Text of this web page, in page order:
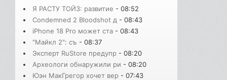
Я РАСТУ ТОЙЗ: развитие - 08:52
Condemned 2 Bloodshot д - 08:43
iPhone 18 Pro может ста - 08:43
"Майкл 2": съ - 08:37
Эксперт RuStore предупр - 08:20
Археологи обнаружили ри - 08:20
Юэн МакГрегор хочет вер - 07:43